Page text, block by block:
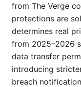
from The Verge
protections are
determines real
from 2025–2026
data transfer
introducing
breach